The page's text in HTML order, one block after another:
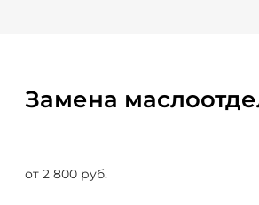
Замена
от 2 800 руб.